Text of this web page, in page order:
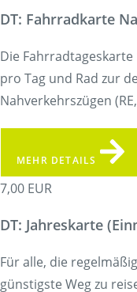
DT: Fahrradkarte
Die
pro Tag und Rad zur
Nahverkehrszügen
MEHR DETAILS
7,00 EUR
DT: Jahreskarte
Für alle, die
günstigste Weg zu